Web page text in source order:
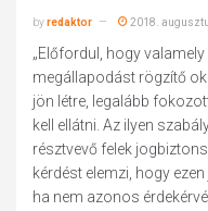
byredaktor 2018.
„Előfordul, hogy
megállapodást rögzítő
jön létre, legalább
kell ellátni. Az ilyen
résztvevő felek
kérdést elemzi, hogy
ha nem azonos